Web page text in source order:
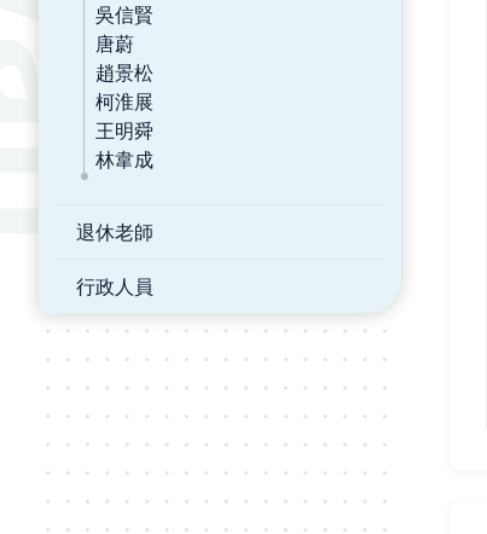
吳信賢
唐蔚
趙景松
柯淮展
王明舜
林韋成
退休老師
行政人員